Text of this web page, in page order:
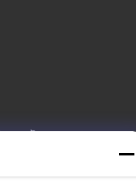
রোংগুই, শুন্ডে, ফোশান,